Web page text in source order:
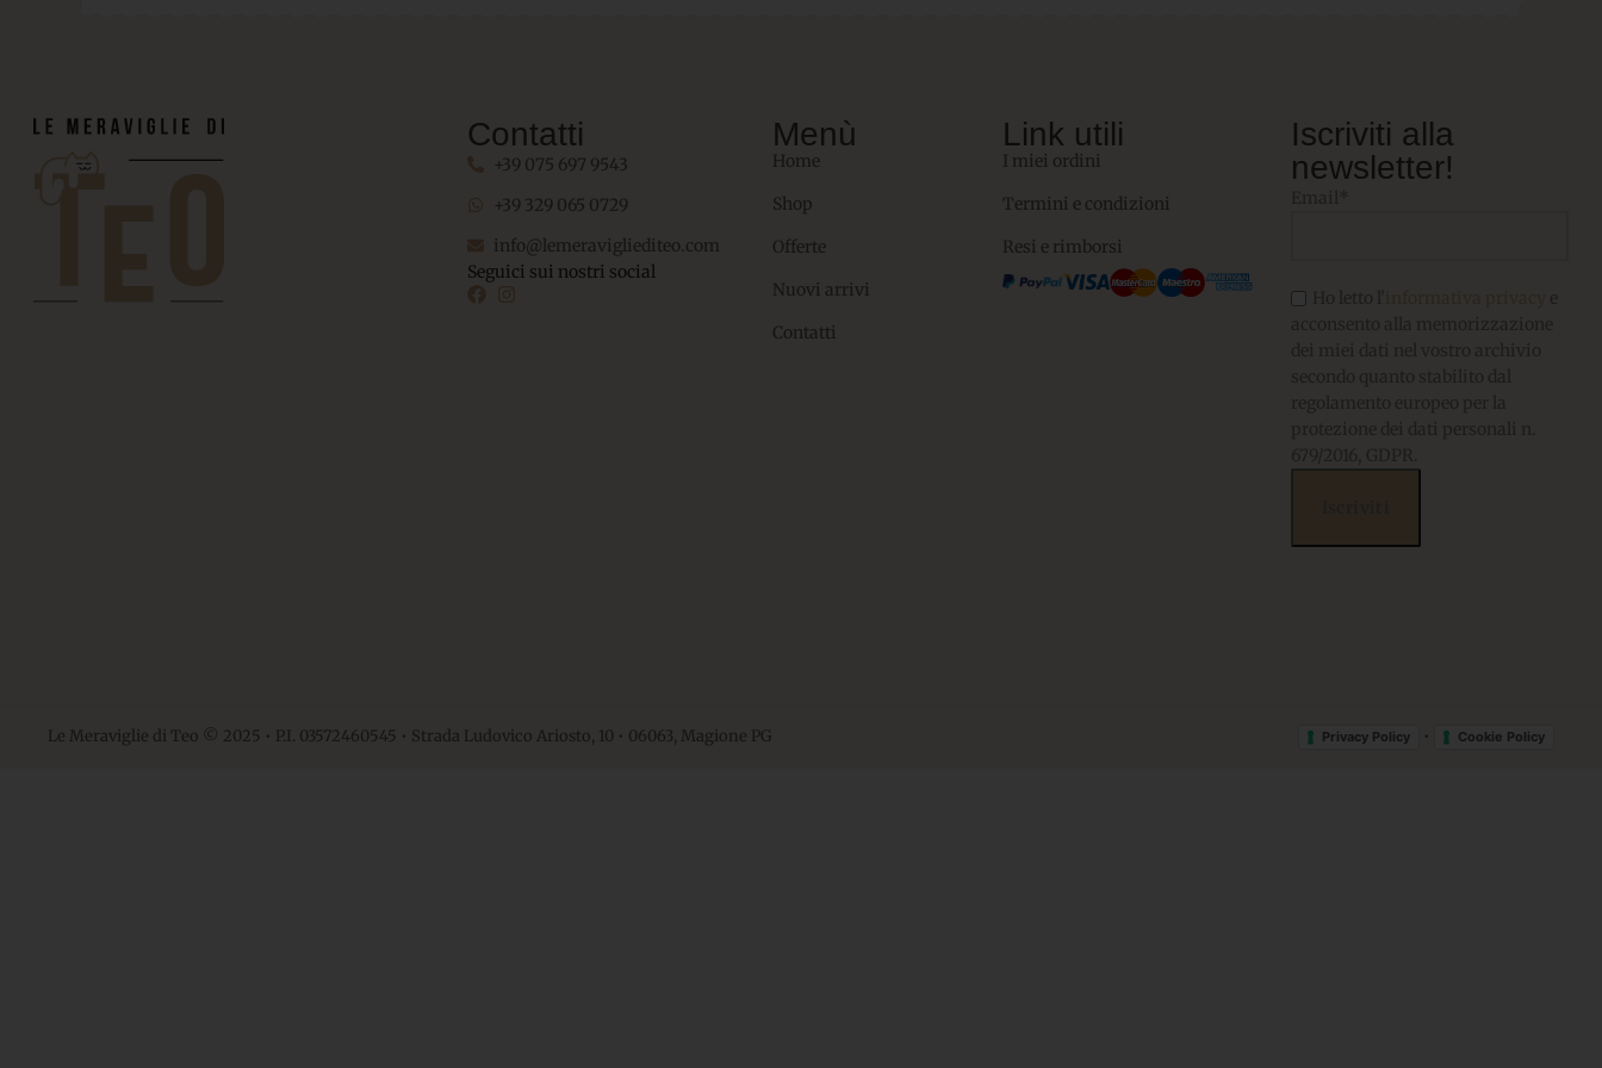
Contatti
+39 075 697 9543
+39 329 065 0729
info@lemeravigliediteo.com
Seguici sui nostri social
Menù
Home
Shop
Offerte
Nuovi arrivi
Contatti
Link utili
I miei ordini
Termini e condizioni
Resi e rimborsi
Iscriviti alla
newsletter!
Le Meraviglie di Teo © 2025 • P.I. 03572460545 • Strada Ludovico Ariosto, 10 • 06063, Magione PG Privacy Policy • Cookie Policy